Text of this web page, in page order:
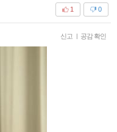
0
1
신고 | 공감 확인